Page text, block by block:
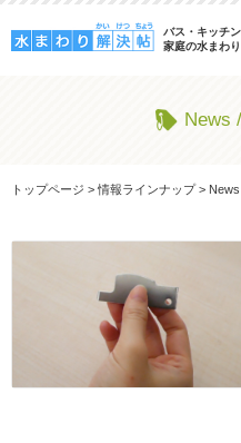
バス・キッチ
家庭の水まわ
News
トップページ > 情報ラインナップ>